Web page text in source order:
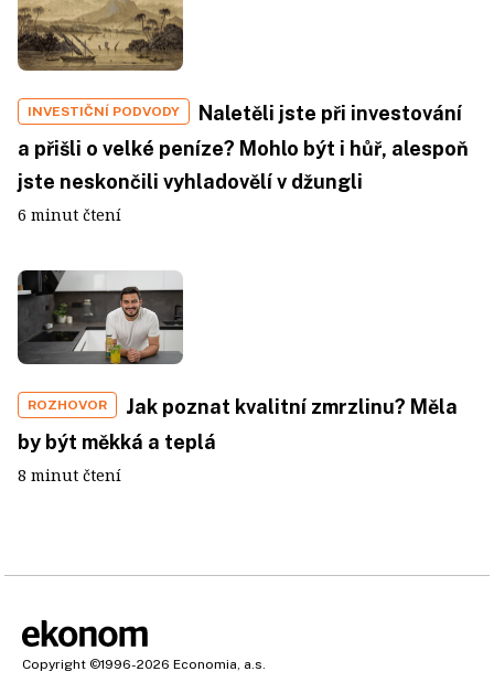
INVESTIČNÍ PODVODY
Naletěli jste při investování
a přišli o velké peníze? Mohlo být i hůř, alespoň
jste neskončili vyhladovělí v džungli
6 minut čtení
ROZHOVOR
Jak poznat kvalitní zmrzlinu? Měla
by být měkká a teplá
8 minut čtení
Copyright ©1996-2026 Economia, a.s.